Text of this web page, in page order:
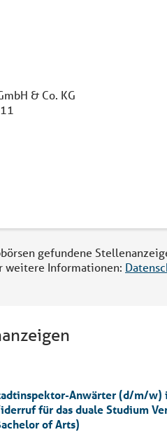
& Co. KG
gefundene
weitere Informationen:
Anwärter (d/m/w)
für das duale Studium
of Arts)